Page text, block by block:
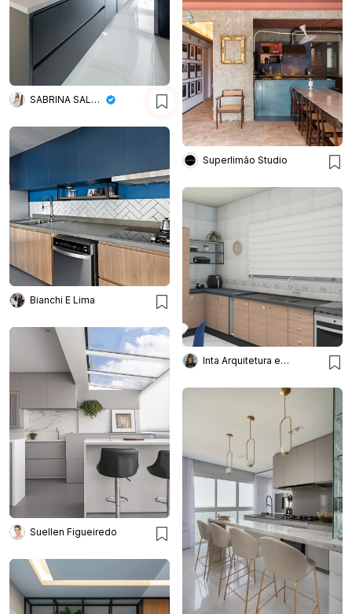
SABRINA SALLES
Superlimão Studio
Bianchi E Lima
Inta Arquitetura e Interiores
Suellen Figueiredo